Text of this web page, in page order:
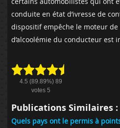
conduite en état d’ivresse de
dispositif empêche le moteur
d’alcoolémie du conducteur est
4.5 (89.89%) 89
votes 5
Publications Similaires :
Quels pays ont le permis à